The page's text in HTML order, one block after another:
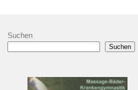
Suchen
Suchen